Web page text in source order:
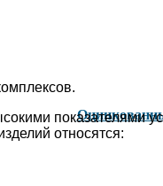
показателями
относятся: